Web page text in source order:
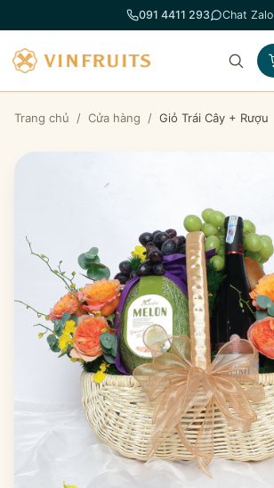
đến
phần
nội
dung
091 4411 293 Chat Zalo
Trang chủ / Cửa hàng / Giỏ Trái Cây + Rượu